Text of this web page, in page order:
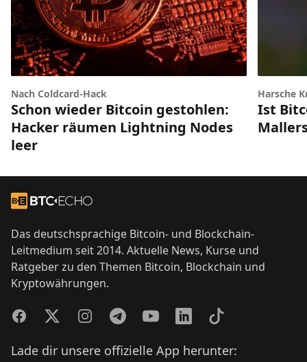
Nach Coldcard-Hack
Schon wieder Bitcoin gestohlen:
Hacker räumen Lightning Nodes
leer
Harsche
Ist
Zur Startseite
Das deutschsprachige Bitcoin- und Blockchain-
Leitmedium seit 2014. Aktuelle News, Kurse und
Ratgeber zu den Themen Bitcoin, Blockchain und
Kryptowährungen.
FacebookTwitterInstagramTelegramYouTubeLinkedInTikTok
Lade dir unsere offizielle App herunter: